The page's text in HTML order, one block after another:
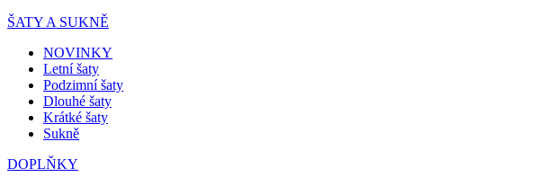
ŠATY A SUKNĚ
NOVINKY
Letní šaty
Podzimní šaty
Dlouhé šaty
Krátké šaty
Sukně
DOPLŇKY